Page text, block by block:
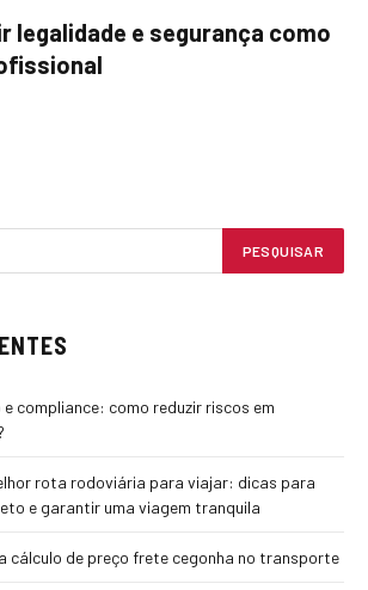
legalidade e segurança como
compliance: como reduzir riscos em
rota rodoviária para viajar: dicas para
e garantir uma viagem tranquila
cálculo de preço frete cegonha no transporte